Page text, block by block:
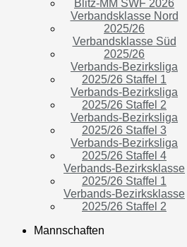
Blitz-MM SWF 2026
Verbandsklasse Nord
2025/26
Verbandsklasse Süd
2025/26
Verbands-Bezirksliga
2025/26 Staffel 1
Verbands-Bezirksliga
2025/26 Staffel 2
Verbands-Bezirksliga
2025/26 Staffel 3
Verbands-Bezirksliga
2025/26 Staffel 4
Verbands-Bezirksklasse
2025/26 Staffel 1
Verbands-Bezirksklasse
2025/26 Staffel 2
Mannschaften